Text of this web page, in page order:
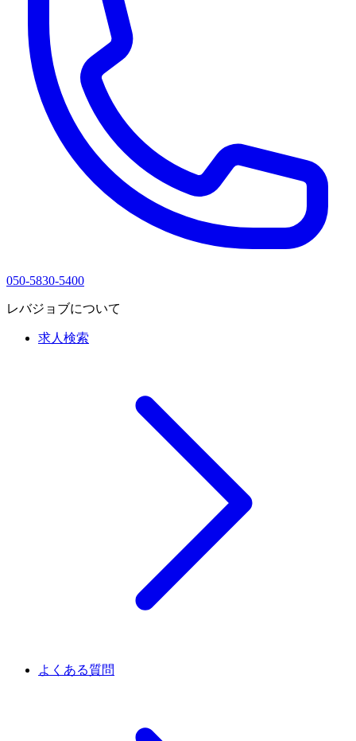
050-5830-5400
レバジョブについて
求人検索
よくある質問